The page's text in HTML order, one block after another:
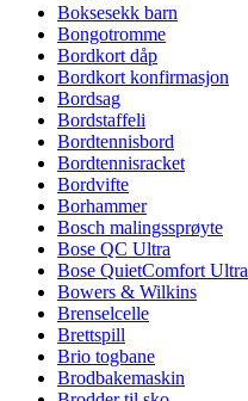
Boksesekk barn
Bongotromme
Bordkort dåp
Bordkort konfirmasjon
Bordsag
Bordstaffeli
Bordtennisbord
Bordtennisracket
Bordvifte
Borhammer
Bosch malingssprøyte
Bose QC Ultra
Bose QuietComfort Ultra
Bowers & Wilkins
Brenselcelle
Brettspill
Brio togbane
Brodbakemaskin